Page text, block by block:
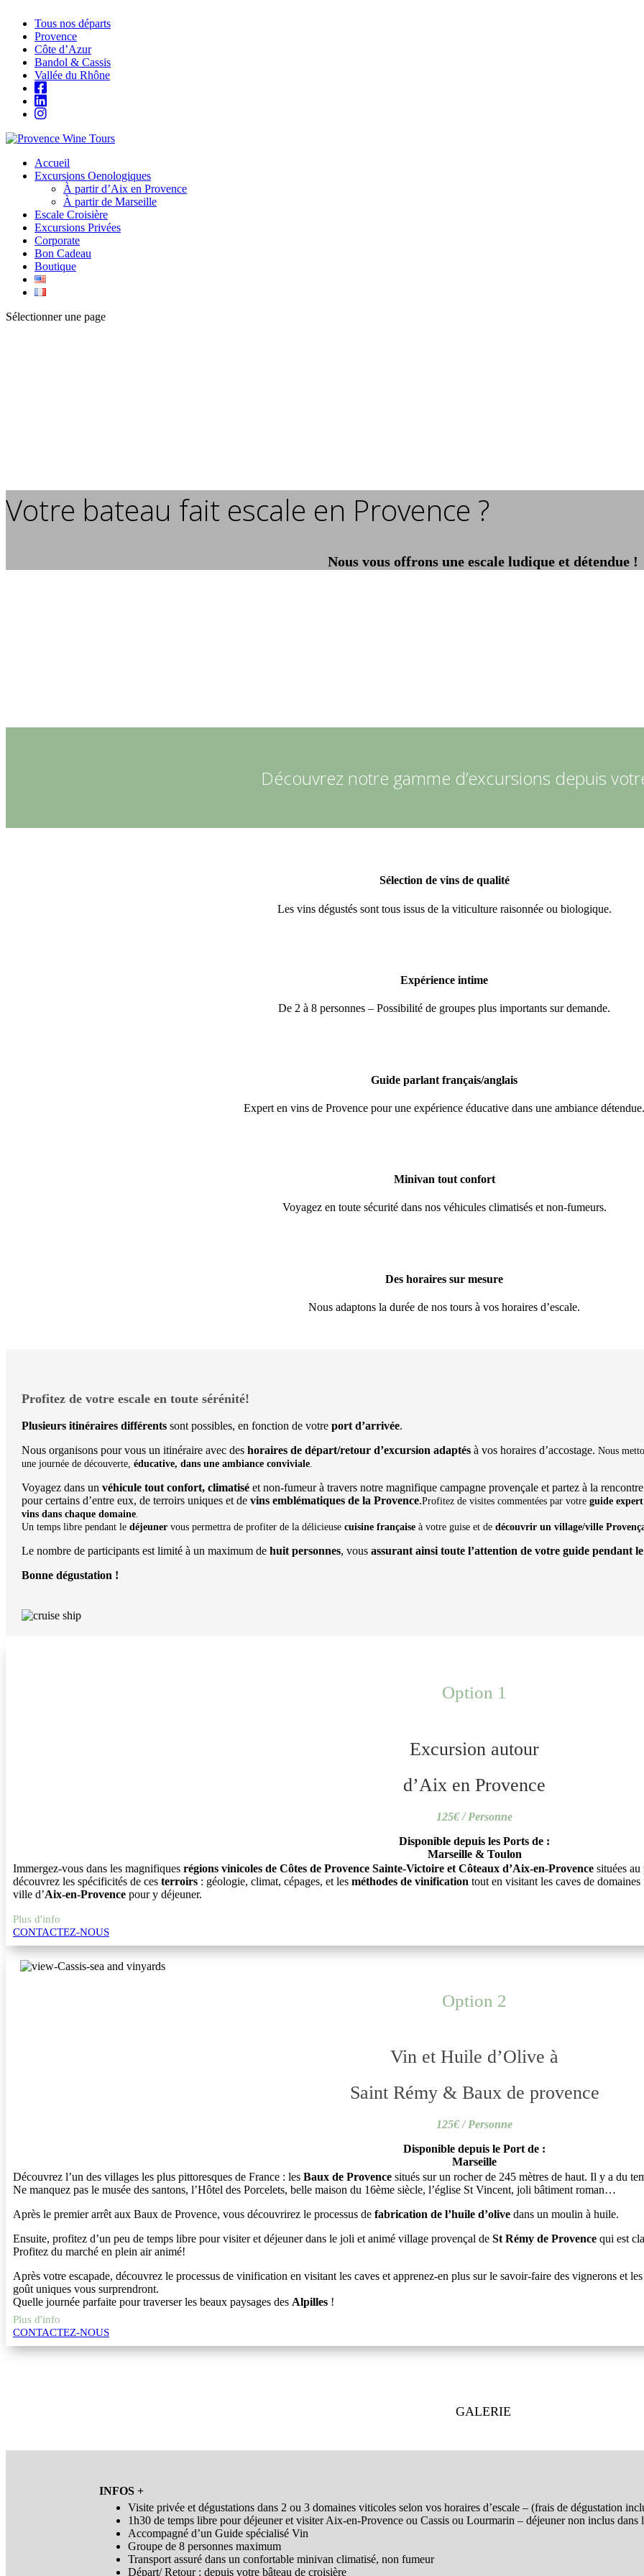
Tous nos départs
Provence
Côte d’Azur
Bandol & Cassis
Vallée du Rhône
Accueil
Excursions Oenologiques
À partir d’Aix en Provence
À partir de Marseille
Escale Croisière
Excursions Privées
Corporate
Bon Cadeau
Boutique
Sélectionner une page
Votre bateau fait escale en Provence ?
Nous vous offrons une escale ludique et détendue !
Découvrez notre gamme d’excursions depuis
Sélection de vins de qualité
Les vins dégustés sont tous issus de la viticulture raisonnée ou biologique.
Expérience intime
De 2 à 8 personnes – Possibilité de groupes plus importants sur demande.
Guide parlant français/anglais
Expert en vins de Provence pour une expérience éducative dans une ambiance détendue.
Minivan tout confort
Voyagez en toute sécurité dans nos véhicules climatisés et non-fumeurs.
Des horaires sur mesure
Nous adaptons la durée de nos tours à vos horaires d’escale.
Profitez de votre escale en toute sérénité!
Plusieurs itinéraires différents sont possibles, en fonction de votre port d’arrivée.
Nous organisons pour vous un itinéraire avec des horaires de départ/retour d’excursion adaptés à vos horaires d’accostage. Nous
une journée de découverte, éducative, dans une ambiance conviviale
Voyagez dans un véhicule tout confort, climatisé et non-fumeur à travers notre magnifique campagne provençale et partez à la
pour certains d’entre eux, de terroirs uniques et de vins emblématiques de la Provence.Profitez de visites commentées par votre guide
vins dans chaque domaine
Un temps libre pendant le déjeuner vous permettra de profiter de la délicieuse cuisine française à votre guise et de découvrir un village/ville
Le nombre de participants est limité à un maximum de huit personnes, vous assurant ainsi toute l’attention de votre guide pendant
Bonne dégustation !
Option 1
Excursion autour
d’Aix en Provence
125€ / Personne
Disponible depuis les Ports de :
Marseille & Toulon
Immergez-vous dans les magnifiques régions vinicoles de Côtes de Provence Sainte-Victoire et Côteaux d’Aix-en-Provence situées
découvrez les spécificités de ces terroirs : géologie, climat, cépages, et les méthodes de vinification tout en visitant les caves de
ville d’Aix-en-Provence pour y déjeuner.
Plus d'info
CONTACTEZ-NOUS
Option 2
Vin et Huile d’Olive à
Saint Rémy & Baux de provence
125€ / Personne
Disponible depuis le Port de :
Marseille
Découvrez l’un des villages les plus pittoresques de France : les Baux de Provence situés sur un rocher de 245 mètres de haut. Il y a du
Ne manquez pas le musée des santons, l’Hôtel des Porcelets, belle maison du 16ème siècle, l’église St Vincent, joli bâtiment roman…
Après le premier arrêt aux Baux de Provence, vous découvrirez le processus de fabrication de l’huile d’olive dans un moulin à huile.
Ensuite, profitez d’un peu de temps libre pour visiter et déjeuner dans le joli et animé village provençal de St Rémy de Provence qui est
Profitez du marché en plein air animé!
Après votre escapade, découvrez le processus de vinification en visitant les caves et apprenez-en plus sur le savoir-faire des vignerons et
goût uniques vous surprendront.
Quelle journée parfaite pour traverser les beaux paysages des Alpilles !
Plus d'info
CONTACTEZ-NOUS
GALERIE
INFOS +
Visite privée et dégustations dans 2 ou 3 domaines viticoles selon vos horaires d’escale – (frais de dégustation
1h30 de temps libre pour déjeuner et visiter Aix-en-Provence ou Cassis ou Lourmarin – déjeuner non inclus dans
Accompagné d’un Guide spécialisé Vin
Groupe de 8 personnes maximum
Transport assuré dans un confortable minivan climatisé, non fumeur
Départ/ Retour : depuis votre bâteau de croisière